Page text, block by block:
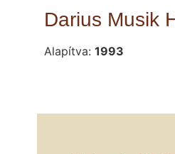
Darius Musik
Alapítva: 1993